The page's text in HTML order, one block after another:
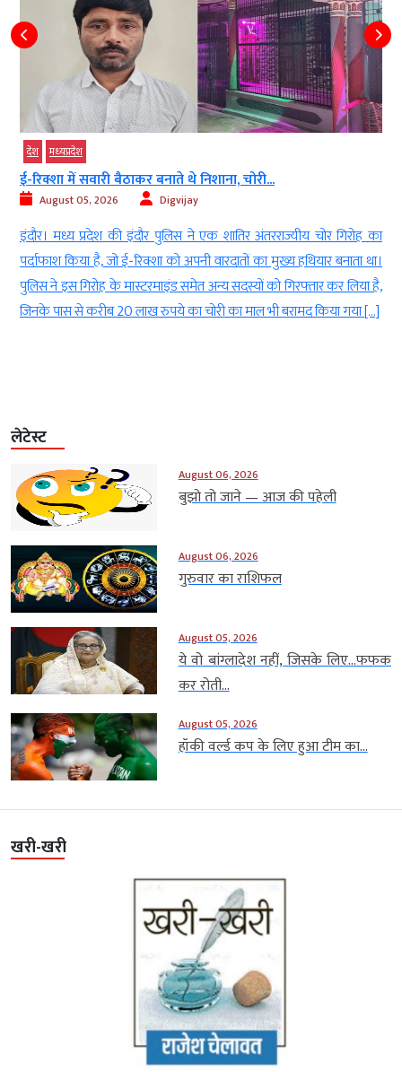
मध्‍यप्रदेश
में सवारी बैठाकर बनाते थे निशाना, चोरी...
August 05, 2026 Digvijay
मध्य प्रदेश की इंदौर पुलिस ने एक शातिर अंतरराज्यीय चोर गिरोह का
किया है, जो ई-रिक्शा को अपनी वारदातों का मुख्य हथियार बनाता था।
ने इस गिरोह के मास्टरमाइंड समेत अन्य सदस्यों को गिरफ्तार कर लिया है,
पास से करीब 20 लाख रुपये का चोरी का माल भी बरामद किया गया […]
मुंबई।
लाया
मामले
अरब
लेटेस्ट
August 06, 2026
बुझो तो जाने — आज की पहेली
August 06, 2026
गुरुवार का राशिफल
August 05, 2026
ये वो बांग्लादेश नहीं, जिसके लिए…फफक
कर रोती...
August 05, 2026
हॉकी वर्ल्ड कप के लिए हुआ टीम का...
खरी-खरी